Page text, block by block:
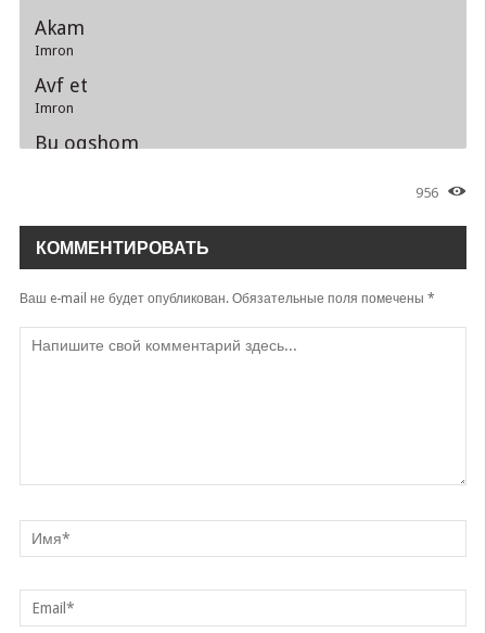
Akam
Imron
Avf et
Imron
Bu oqshom
Imron
Go'zal qizim
Imron
956
КОММЕНТИРОВАТЬ
Ваш e-mail не будет опубликован.Обязательные поля помечены *